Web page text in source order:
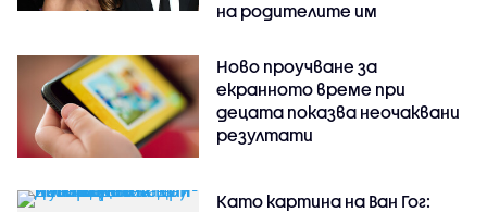
на родителите им
Ново проучване за
екранното време при
децата показва неочаквани
резултати
Като картина на Ван Гог: